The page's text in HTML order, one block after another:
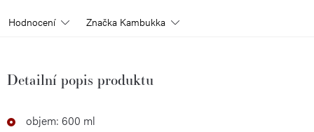
Hodnocení Značka Kambukka
Detailní popis produktu
objem: 600 ml